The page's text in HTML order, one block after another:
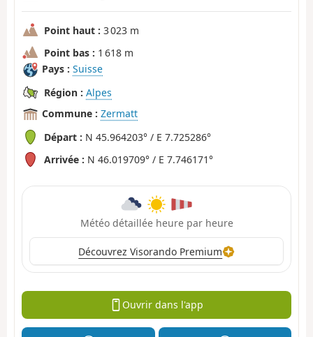
Point haut : 3 023 m
Point bas : 1 618 m
Pays : Suisse
Région : Alpes
Commune : Zermatt
Départ : N 45.964203° / E 7.725286°
Arrivée : N 46.019709° / E 7.746171°
Météo détaillée heure par heure
Découvrez Visorando Premium
Ouvrir dans l'app